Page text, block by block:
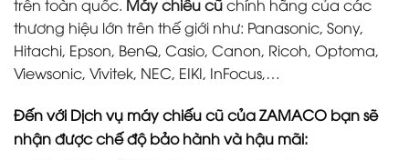
trên toàn quốc. Máy chiếu cũchính hãng của các
thương hiệu lớn trên thế giới như: Panasonic, Sony,
Hitachi, Epson, BenQ, Casio, Canon, Ricoh, Optoma,
Viewsonic, Vivitek, NEC, EIKI, InFocus,…
Đến với Dịch vụ máy chiếu cũ của ZAMACO bạn sẽ
nhận được chế độ bảo hành và hậu mãi: